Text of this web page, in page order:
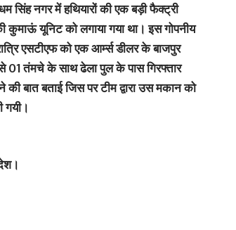
सिंह नगर में हथियारों की एक बड़ी फैक्ट्री
कुमाऊं यूनिट को लगाया गया था। इस गोपनीय
एसटीएफ को एक आर्म्स डीलर के बाजपुर
01 तंमचे के साथ ढेला पुल के पास गिरफ्तार
बात बताई जिस पर टीम द्वारा उस मकान को
गयी।